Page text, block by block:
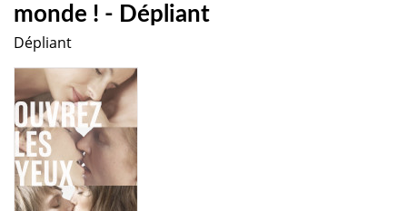
monde ! - Dépliant
Dépliant